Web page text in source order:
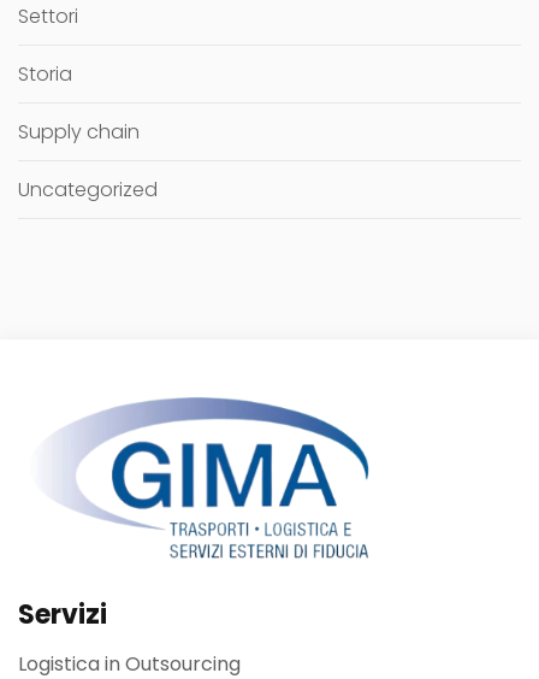
Settori
Storia
Supply chain
Uncategorized
Servizi
Logistica in Outsourcing